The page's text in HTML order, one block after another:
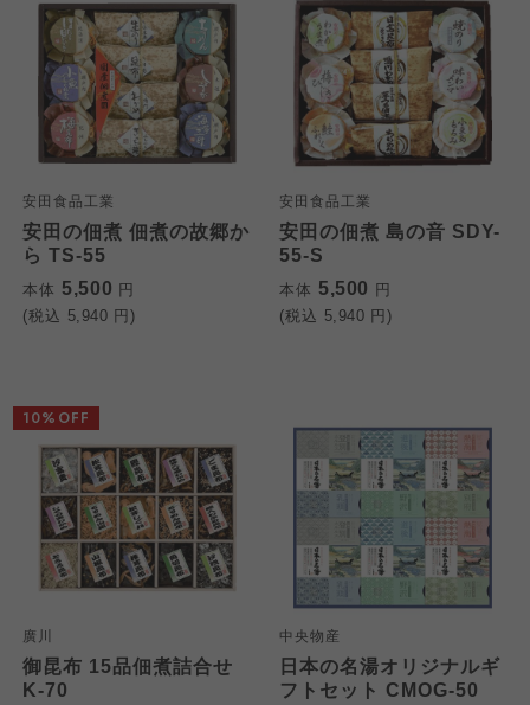
安田食品工業
安田の佃煮 佃煮の故郷か
ら TS-55
本体 5,500 円
(税込 5,940 円)
安田食品工業
安田の佃煮 島の音 SDY-
55-S
本体 5,500 円
(税込 5,940 円)
廣川
御昆布 15品佃煮詰合せ
K-70
10%OFF
中央物産
日本の名湯オリジナルギ
フトセット CMOG-50